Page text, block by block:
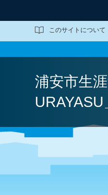
このサイトについて
サイト内検索
浦安市生
URAYASU